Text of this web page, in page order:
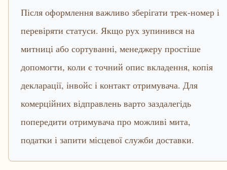
Після оформлення важливо зберігати трек-номер і
перевіряти статуси. Якщо рух зупинився на
митниці або сортуванні, менеджеру простіше
допомогти, коли є точний опис вкладення, копія
декларації, інвойс і контакт отримувача. Для
комерційних відправлень варто заздалегідь
попередити отримувача про можливі мита,
податки і запити місцевої служби доставки.